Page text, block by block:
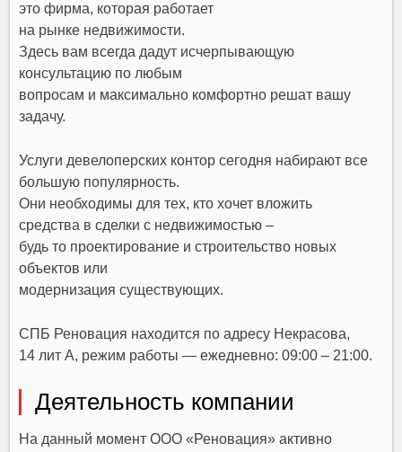
это фирма, которая работает
на рынке недвижимости.
Здесь вам всегда дадут исчерпывающую
консультацию по любым
вопросам и максимально комфортно решат вашу
задачу.
Услуги девелоперских контор сегодня набирают все
большую популярность.
Они необходимы для тех, кто хочет вложить
средства в сделки с недвижимостью –
будь то проектирование и строительство новых
объектов или
модернизация существующих.
СПБ Реновация находится по адресу Некрасова,
14 лит А, режим работы — ежедневно: 09:00 – 21:00.
Деятельность компании
На данный момент ООО «Реновация» активно